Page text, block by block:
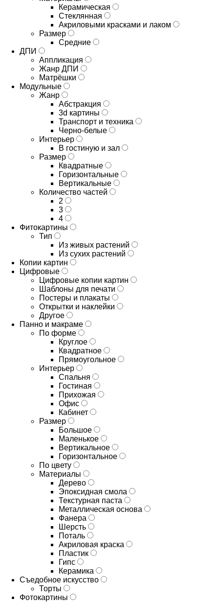
Керамическая
Стеклянная
Акриловыми красками и лаком
Размер
Средние
ДПИ
Аппликация
Жанр ДПИ
Матрёшки
Модульные
Жанр
Абстракция
3d картины
Транспорт и техника
Черно-белые
Интерьер
В гостиную и зал
Размер
Квадратные
Горизонтальные
Вертикальные
Количество частей
2
3
4
Фитокартины
Тип
Из живых растений
Из сухих растений
Копии картин
Цифровые
Цифровые копии картин
Шаблоны для печати
Постеры и плакаты
Открытки и наклейки
Другое
Панно и макраме
По форме
Круглое
Квадратное
Прямоугольное
Интерьер
Спальня
Гостиная
Прихожая
Офис
Кабинет
Размер
Большое
Маленькое
Вертикальное
Горизонтальное
По цвету
Материалы
Дерево
Эпоксидная смола
Текстурная паста
Металлическая основа
Фанера
Шерсть
Поталь
Акриловая краска
Пластик
Гипс
Керамика
Съедобное искусство
Торты
Фотокартины